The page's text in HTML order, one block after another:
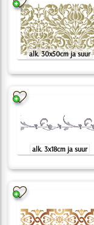
alk. 30x50cm ja suur
alk. 3x18cm ja suur